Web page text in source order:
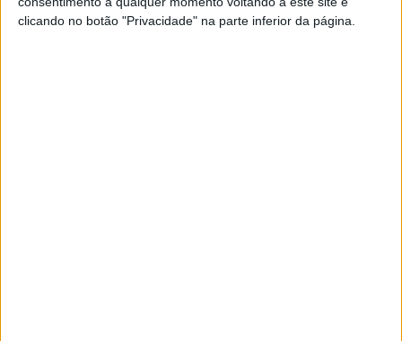
clicando no botão "Privacidade" na parte inferior da página.
no cérebro